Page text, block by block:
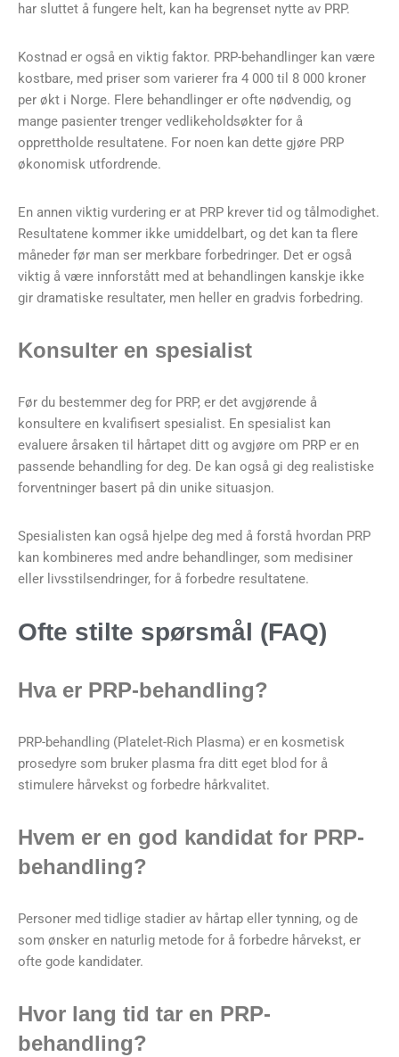
har sluttet å fungere helt, kan ha begrenset nytte av PRP.
Kostnad er også en viktig faktor. PRP-behandlinger kan være
kostbare, med priser som varierer fra 4 000 til 8 000 kroner
per økt i Norge. Flere behandlinger er ofte nødvendig, og
mange pasienter trenger vedlikeholdsøkter for å
opprettholde resultatene. For noen kan dette gjøre PRP
økonomisk utfordrende.
En annen viktig vurdering er at PRP krever tid og tålmodighet.
Resultatene kommer ikke umiddelbart, og det kan ta flere
måneder før man ser merkbare forbedringer. Det er også
viktig å være innforstått med at behandlingen kanskje ikke
gir dramatiske resultater, men heller en gradvis forbedring.
Konsulter en spesialist
Før du bestemmer deg for PRP, er det avgjørende å
konsultere en kvalifisert spesialist. En spesialist kan
evaluere årsaken til hårtapet ditt og avgjøre om PRP er en
passende behandling for deg. De kan også gi deg realistiske
forventninger basert på din unike situasjon.
Spesialisten kan også hjelpe deg med å forstå hvordan PRP
kan kombineres med andre behandlinger, som medisiner
eller livsstilsendringer, for å forbedre resultatene.
Ofte stilte spørsmål (FAQ)
Hva er PRP-behandling?
PRP-behandling (Platelet-Rich Plasma) er en kosmetisk
prosedyre som bruker plasma fra ditt eget blod for å
stimulere hårvekst og forbedre hårkvalitet.
Hvem er en god kandidat for PRP-
behandling?
Personer med tidlige stadier av hårtap eller tynning, og de
som ønsker en naturlig metode for å forbedre hårvekst, er
ofte gode kandidater.
Hvor lang tid tar en PRP-
behandling?